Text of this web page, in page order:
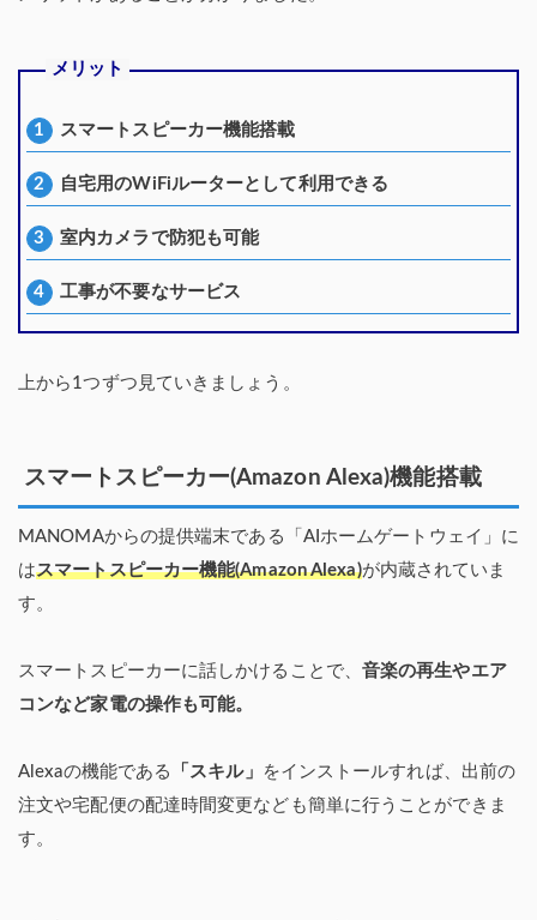
メリット
スマートスピーカー機能搭載
自宅用のWiFiルーターとして利用できる
室内カメラで防犯も可能
工事が不要なサービス
上から1つずつ見ていきましょう。
スマートスピーカー(Amazon Alexa)機能搭載
MANOMAからの提供端末である「AIホームゲートウェイ」に
はスマートスピーカー機能(Amazon Alexa)が内蔵されていま
す。
スマートスピーカーに話しかけることで、 音楽の再生やエア
コンなど家電の操作も可能。
Alexaの機能である 「スキル」
をインストールすれば、出前の
注文や宅配便の配達時間変更なども簡単に行うことができま
す。